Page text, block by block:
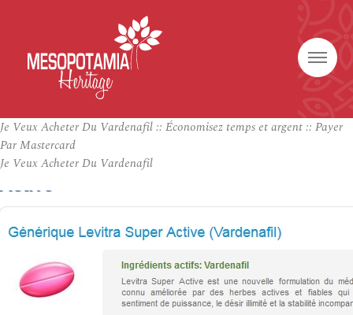
Je Veux Acheter Du Vardenafil :: Économisez temps et argent :: Payer
Par Mastercard
Je Veux Acheter Du Vardenafil